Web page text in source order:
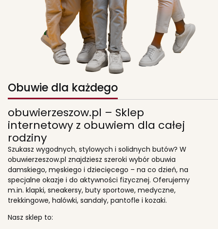
Obuwie dla każdego
obuwierzeszow.pl – Sklep
internetowy z obuwiem dla całej
rodziny
Szukasz wygodnych, stylowych i solidnych butów? W
obuwierzeszow.pl znajdziesz szeroki wybór obuwia
damskiego, męskiego i dziecięcego – na co dzień, na
specjalne okazje i do aktywności fizycznej. Oferujemy
m.in. klapki, sneakersy, buty sportowe, medyczne,
trekkingowe, halówki, sandały, pantofle i kozaki.
Nasz sklep to: